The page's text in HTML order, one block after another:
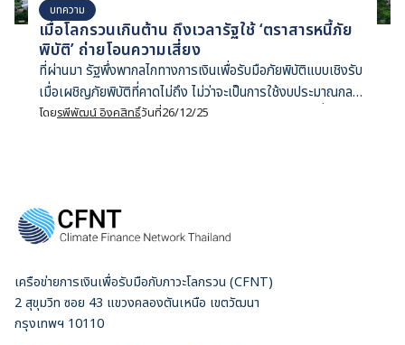
บทความ
เมื่อโลกรวนเกินต้าน ถึงเวลารัฐใช้ ‘ตราสารหนี้ภัย
พิบัติ’ ถ่ายโอนความเสี่ยง
ที่ผ่านมา รัฐพึ่งพากลไกทางการเงินเพื่อรับมือภัยพิบัติแบบเชิงรับ
เมื่อเผชิญภัยพิบัติที่คาดไม่ถึง ไม่ว่าจะเป็นการใช้งบประมาณกลาง
จัดสรรงบประมาณใหม่ แต่อาจถึงเวลารัฐบาลทบทวนเครื่องมือ
โดยรพีพัฒน์ อิงคสิทธิ์วันที่26/12/25
เครือข่ายการเงินเพื่อรับมือกับภาวะโลกรวน (CFNT)
2 สุขุมวิท ซอย 43 แขวงคลองตันเหนือ เขตวัฒนา
กรุงเทพฯ 10110